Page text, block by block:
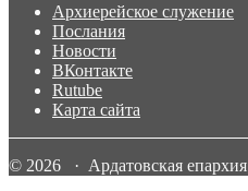
Архиерейское служение
Послания
Новости
ВКонтакте
Rutube
Карта сайта
© 2026 · Ардатовская епархия